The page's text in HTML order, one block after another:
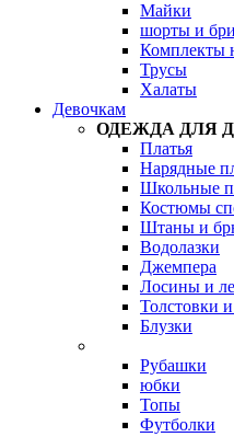
Майки
шорты и
Комплекты
Трусы
Халаты
Девочкам
ОДЕЖДА ДЛЯ
Платья
Нарядные
Школьные
Костюмы
Штаны и
Водолазки
Джемпера
Лосины и
Толстовки
Блузки
Рубашки
юбки
Топы
Футболки